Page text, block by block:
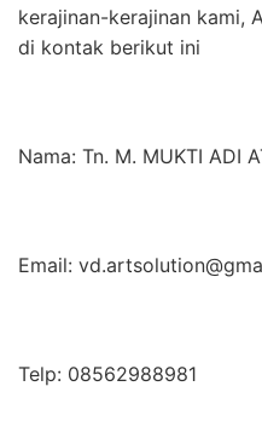
kerajinan-kerajinan kami,
di kontak berikut ini
Nama: Tn. M. MUKTI ADI
Email:
Telp: 08562988981